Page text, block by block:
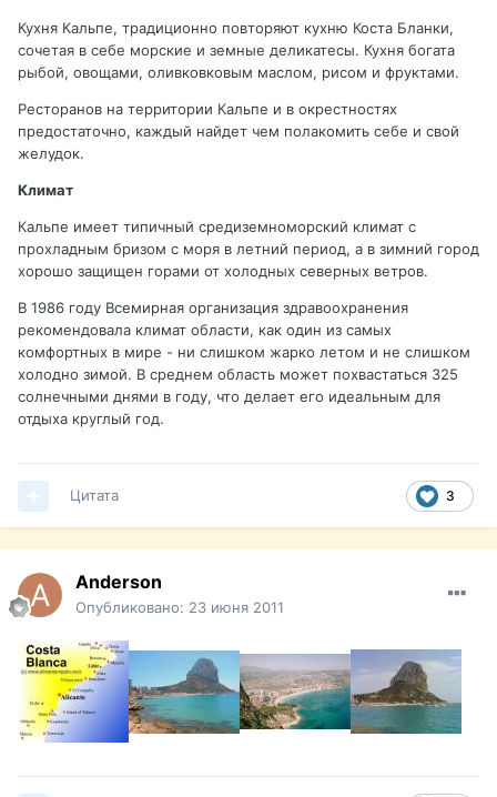
Кухня Кальпе, традиционно повторяют кухню Коста Бланки,
сочетая в себе морские и земные деликатесы. Кухня богата
рыбой, овощами, оливковковым маслом, рисом и фруктами.
Ресторанов на территории Кальпе и в окрестностях
предостаточно, каждый найдет чем полакомить себе и свой
желудок.
Климат
Кальпе имеет типичный средиземноморский климат с
прохладным бризом c моря в летний период, а в зимний город
хорошо защищен горами от холодных северных ветров.
В 1986 году Всемирная организация здравоохранения
рекомендовала климат области, как один из самых
комфортных в мире - ни слишком жарко летом и не слишком
холодно зимой. В среднем область может похвастаться 325
солнечными днями в году, что делает его идеальным для
отдыха круглый год.
3
Цитата
Anderson
Опубликовано: 23 июня 2011